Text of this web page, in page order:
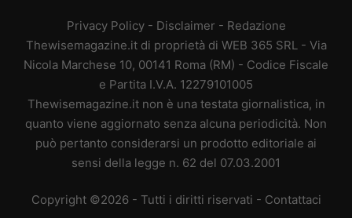
Privacy Policy- Disclaimer - Redazione
Thewisemagazine.it di proprietà di WEB 365 SRL - Via
Nicola Marchese 10, 00141 Roma (RM) - Codice Fiscale
e Partita I.V.A. 12279101005
Thewisemagazine.it non è una testata giornalistica, in
quanto viene aggiornato senza alcuna periodicità. Non
può pertanto considerarsi un prodotto editoriale ai
sensi della legge n. 62 del 07.03.2001
Copyright ©2026 - Tutti i diritti riservati - Contattaci